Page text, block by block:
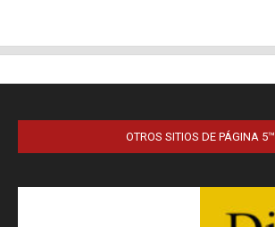
OTROS SITIOS DE PÁGINA 5™